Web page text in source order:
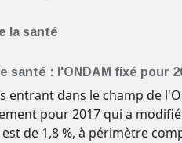
la santé
santé : l'ONDAM fixé pour
entrant dans le champ de
pour 2017 qui a
de 1,8 %, à périmètre